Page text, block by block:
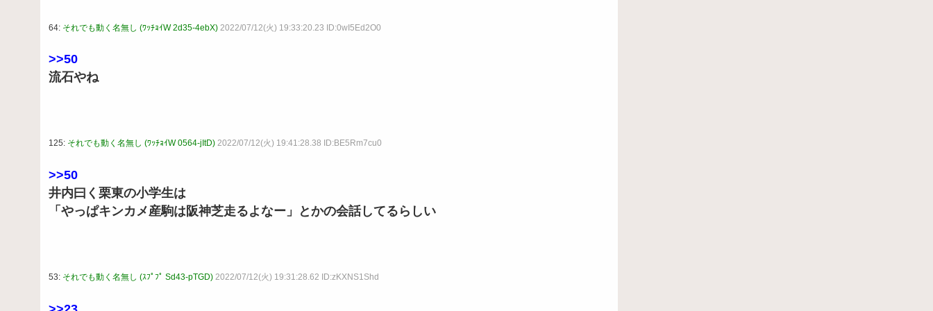
64: それでも動く名無し (ﾜｯﾁｮｲW 2d35-4ebX) 2022/07/12(火) 19:33:20.23 ID:0wI5Ed2O0
>>50
流石やね
125: それでも動く名無し (ﾜｯﾁｮｲW 0564-jItD) 2022/07/12(火) 19:41:28.38 ID:BE5Rm7cu0
>>50
井内曰く栗東の小学生は
「やっぱキンカメ産駒は阪神芝走るよなー」とかの会話してるらしい
53: それでも動く名無し (ｽﾌﾟﾌﾟ Sd43-pTGD) 2022/07/12(火) 19:31:28.62 ID:zKXNS1Shd